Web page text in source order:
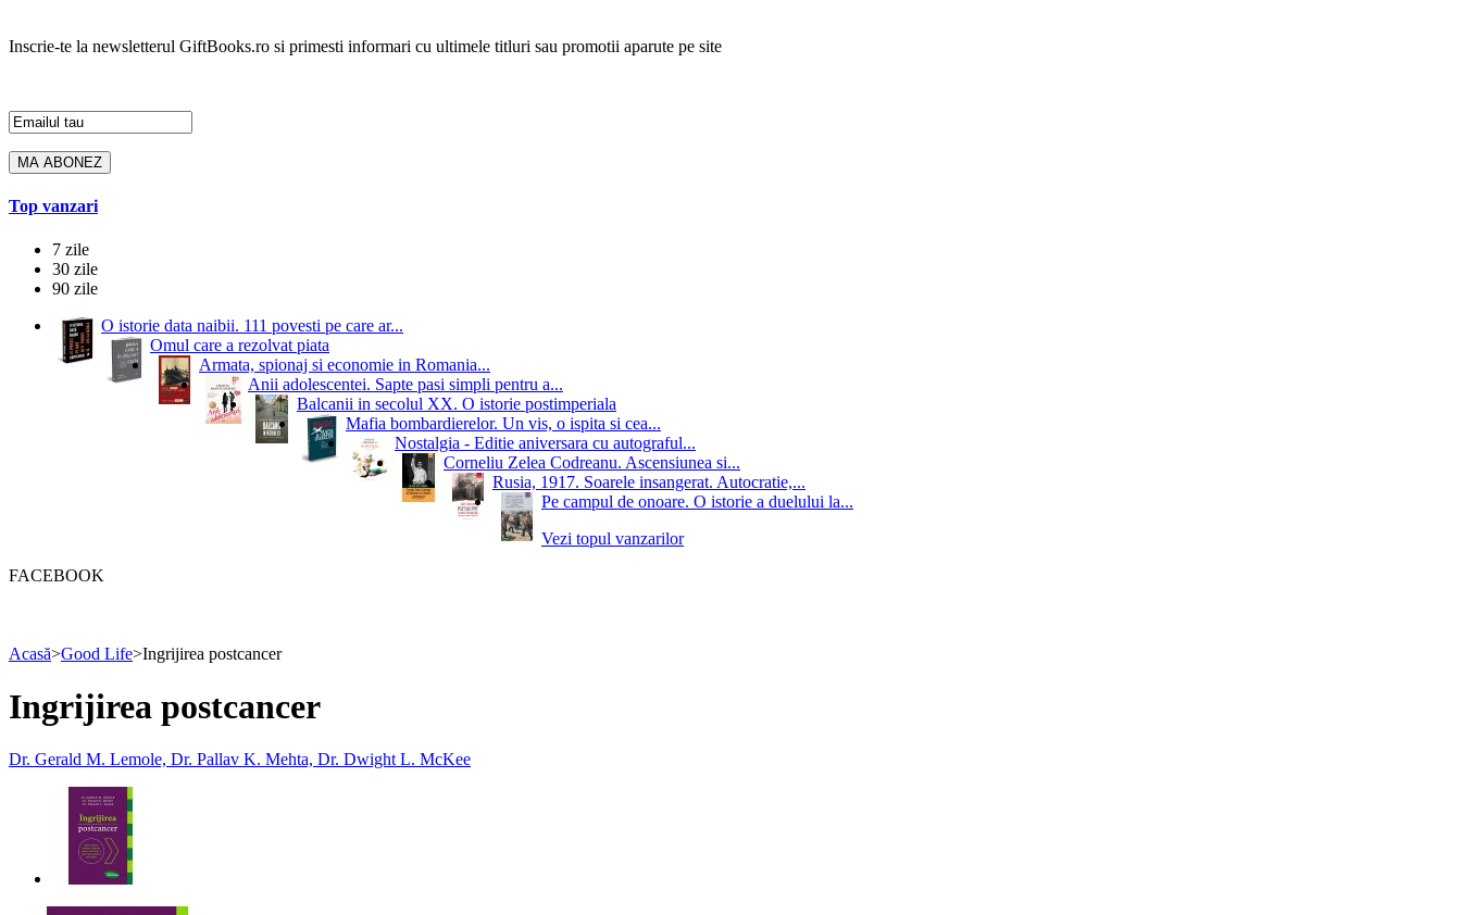
Inscrie-te la newsletterul GiftBooks.ro si primesti informari cu ultimele titluri sau promotii aparute pe site
Top vanzari
7 zile
30 zile
90 zile
O istorie data naibii. 111 povesti pe care ar...
Omul care a rezolvat piata
Armata, spionaj si economie in Romania...
Anii adolescentei. Sapte pasi simpli pentru a...
Balcanii in secolul XX. O istorie postimperiala
Mafia bombardierelor. Un vis, o ispita si cea...
Nostalgia - Editie aniversara cu autograful...
Corneliu Zelea Codreanu. Ascensiunea si...
Rusia, 1917. Soarele insangerat. Autocratie,...
Pe campul de onoare. O istorie a duelului la...
Vezi topul vanzarilor
FACEBOOK
Acasă>Good Life>Ingrijirea postcancer
Ingrijirea postcancer
Dr. Gerald M. Lemole, Dr. Pallav K. Mehta, Dr. Dwight L. McKee